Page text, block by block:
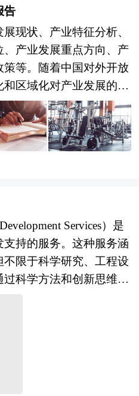
告
现状、产业特征分析、
产业发展重点方向、产
等。随着中国对外开放
区域化对产业发展的影
层次和深度也发生了变
展趋势和空间变化态
重要的意义。中研普华
市场研究及大量项目运
、智慧物流、乡村振兴
研普华24年的产业研究
业研究及战略投资一体
个细分行业，积累了数十
服务了10000多家企事
究院的产业研究报告在
，主要依据了国家统计
监督管理总局、国家发
国务院发展研究中心、
气监测中心、中国行业
Services）是
持的服务。这种服务涵
限于科学研究、工程设
科学方法和创新思维，
价值的技术方案。 本
和研究人员通过长期周
计局、国家商务部、国
中心、行业协会、中国
业研究机构提供的大量
深专家进行深入访谈的